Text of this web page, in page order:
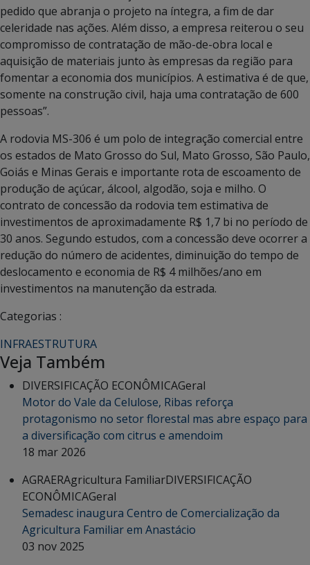
pedido que abranja o projeto na íntegra, a fim de dar
celeridade nas ações. Além disso, a empresa reiterou o seu
compromisso de contratação de mão-de-obra local e
aquisição de materiais junto às empresas da região para
fomentar a economia dos municípios. A estimativa é de que,
somente na construção civil, haja uma contratação de 600
pessoas”.
A rodovia MS-306 é um polo de integração comercial entre
os estados de Mato Grosso do Sul, Mato Grosso, São Paulo,
Goiás e Minas Gerais e importante rota de escoamento de
produção de açúcar, álcool, algodão, soja e milho. O
contrato de concessão da rodovia tem estimativa de
investimentos de aproximadamente R$ 1,7 bi no período de
30 anos. Segundo estudos, com a concessão deve ocorrer a
redução do número de acidentes, diminuição do tempo de
deslocamento e economia de R$ 4 milhões/ano em
investimentos na manutenção da estrada.
Categorias :
INFRAESTRUTURA
Veja Também
DIVERSIFICAÇÃO ECONÔMICAGeral
Motor do Vale da Celulose, Ribas reforça
protagonismo no setor florestal mas abre espaço para
a diversificação com citrus e amendoim
18 mar 2026
AGRAERAgricultura FamiliarDIVERSIFICAÇÃO
ECONÔMICAGeral
Semadesc inaugura Centro de Comercialização da
Agricultura Familiar em Anastácio
03 nov 2025